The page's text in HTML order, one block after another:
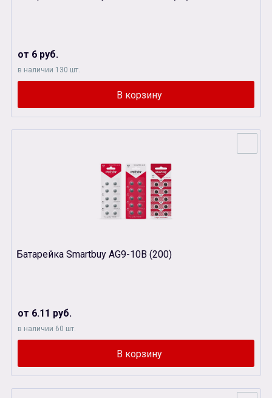
от 6 руб.
в наличии 130 шт.
Батарейка Smartbuy AG9-10B (200)
от 6.11 руб.
в наличии 60 шт.